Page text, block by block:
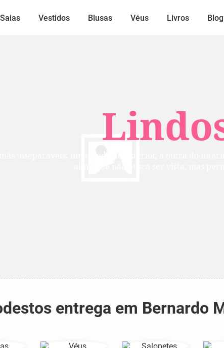
Saias Vestidos Blusas Véus Livros Blog
entrega em Bernardo